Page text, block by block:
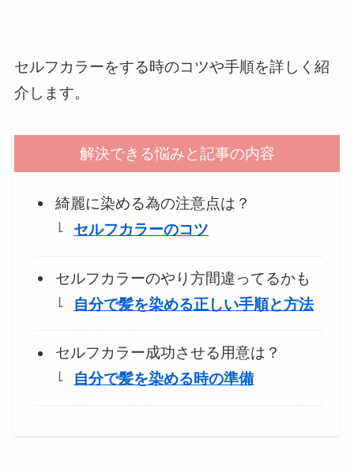
セルフカラーをする時のコツや手順を詳しく紹
介します。
解決できる悩みと記事の内容
綺麗に染める為の注意点は？
セルフカラーのコツ
セルフカラーのやり方間違ってるかも
自分で髪を染める正しい手順と方法
セルフカラー成功させる用意は？
自分で髪を染める時の準備